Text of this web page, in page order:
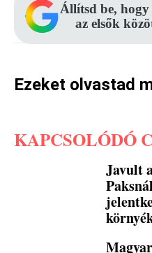
Állítsd be,
az elsők
Ezeket olvastad
KAPCSOLÓDÓ
Javult